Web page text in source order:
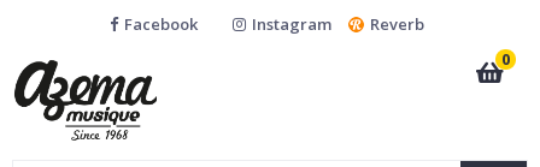
Facebook Instagram
Reverb
0